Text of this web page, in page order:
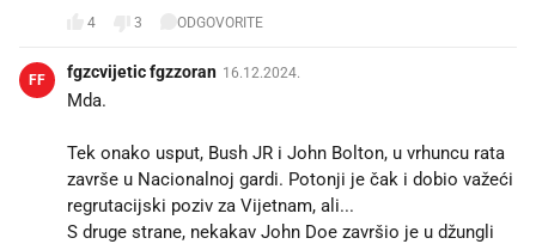
4 3 ODGOVORITE
FF fgzcvijetic fgzzoran 16.12.2024.
Mda.
Tek onako usput, Bush JR i John Bolton, u vrhuncu rata
završe u Nacionalnoj gardi. Potonji je čak i dobio važeći
regrutacijski poziv za Vijetnam, ali...
S druge strane, nekakav John Doe završio je u džungli